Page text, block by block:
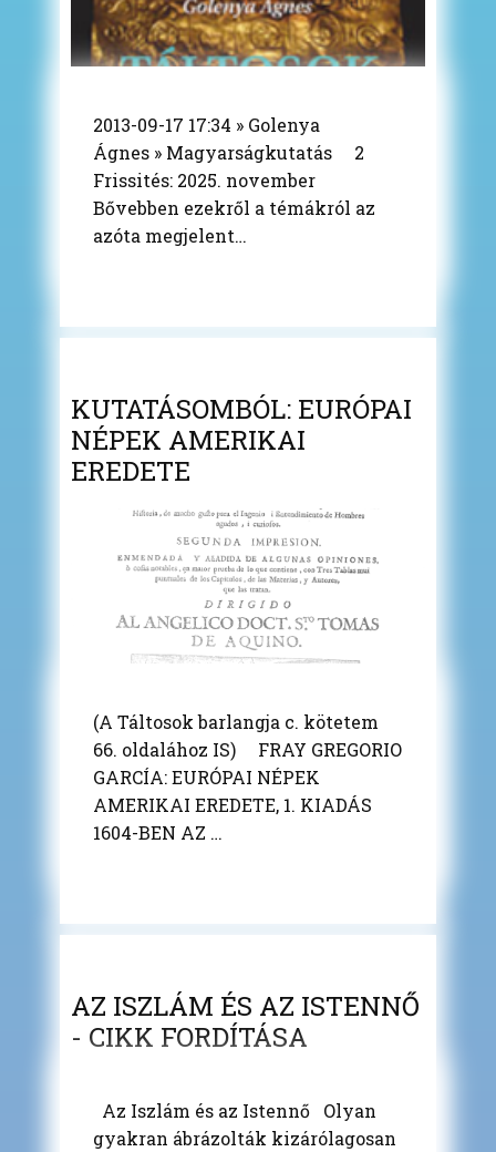
2013-09-17 17:34 » Golenya
Ágnes » Magyarságkutatás 2
Frissités: 2025. november
Bővebben ezekről a témákról az
azóta megjelent…
KUTATÁSOMBÓL: EURÓPAI
NÉPEK AMERIKAI
EREDETE
(A Táltosok barlangja c. kötetem
66. oldalához IS) FRAY GREGORIO
GARCÍA: EURÓPAI NÉPEK
AMERIKAI EREDETE, 1. KIADÁS
1604-BEN AZ …
AZ ISZLÁM ÉS AZ ISTENNŐ
- CIKK FORDÍTÁSA
Az Iszlám és az Istennő Olyan
gyakran ábrázolták kizárólagosan